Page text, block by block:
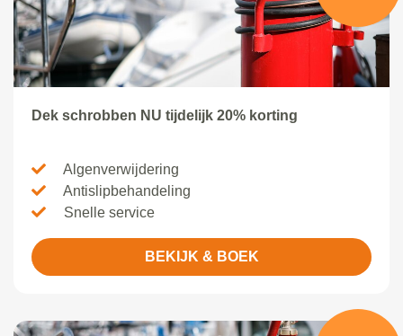
Dek schrobben NU tijdelijk 20% korting
Algenverwijdering
Antislipbehandeling
Snelle service
BEKIJK & BOEK